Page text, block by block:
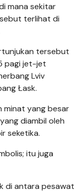
mana sekitar
terlihat di
tersebut
pagi jet-jet
Lviv
Łask.
minat yang besar
diambil oleh
seketika.
itu juga
di antara pesawat